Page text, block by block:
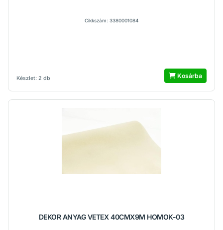
Készlet: 2 db
Cikkszám: 3380001084
Kosárba
DEKOR ANYAG VETEX 40CMX9M HOMOK-03